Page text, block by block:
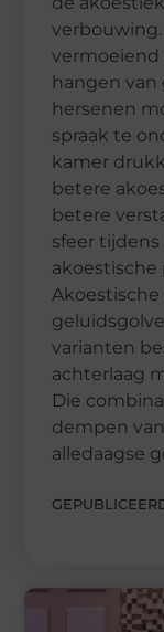
vermoeiend
hangen van
hersenen
spraak te
kamer
betere
betere
sfeer
akoestische
varianten
achterlaag
Die
dempen
alledaagse